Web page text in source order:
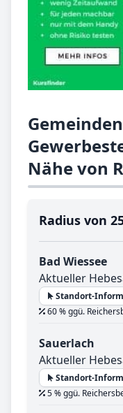
Nähe von
Radius von
Bad Wiessee
Aktueller
Standort-
60 % ggü.
Sauerlach
Aktueller
Standort-
5 % ggü.